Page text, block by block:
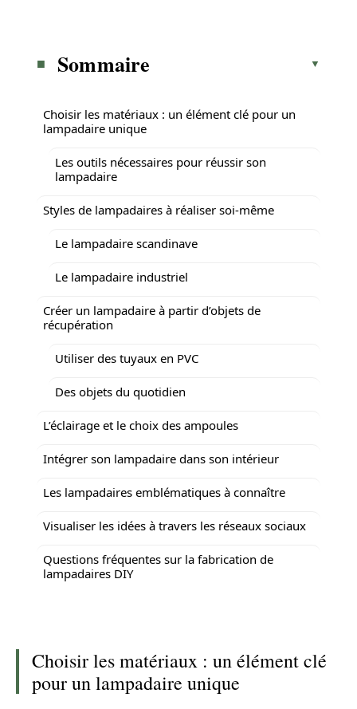
Sommaire
Choisir les matériaux : un élément clé pour un
lampadaire unique
Les outils nécessaires pour réussir son
lampadaire
Styles de lampadaires à réaliser soi-même
Le lampadaire scandinave
Le lampadaire industriel
Créer un lampadaire à partir d’objets de
récupération
Utiliser des tuyaux en PVC
Des objets du quotidien
L’éclairage et le choix des ampoules
Intégrer son lampadaire dans son intérieur
Les lampadaires emblématiques à connaître
Visualiser les idées à travers les réseaux sociaux
Questions fréquentes sur la fabrication de
lampadaires DIY
Choisir les matériaux : un élément clé
pour un lampadaire unique